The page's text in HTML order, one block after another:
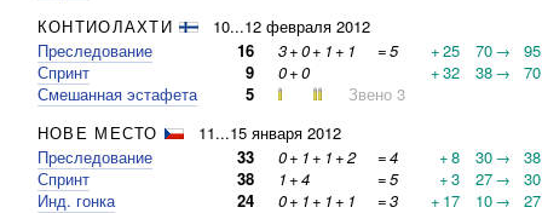
КОНТИОЛАХТИ
10...12 февраля 2012
Преследование
16 3+0+ 1+ 1 =5 +25 70→
95
Спринт
9 0+0 +32 38→
70
Смешанная эстафета
5
Звено 3
НОВЕ МЕСТО
11...15 января 2012
Преследование
33 0+ 1+ 1+2 =4 +8 30→
38
Спринт
38 1+4 =5 +3 27→
30
Инд. гонка
24 0+ 1+ 1+ 1 =3 + 17 10→
27